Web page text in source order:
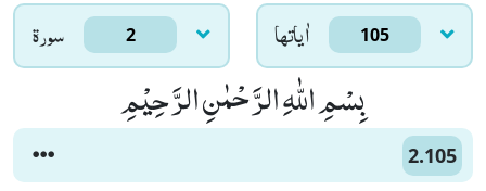
سورۃ 2 اٰياتها 105
بِسْمِ اللّٰهِ الرَّحْمٰنِ الرَّحِیْمِ
2.105